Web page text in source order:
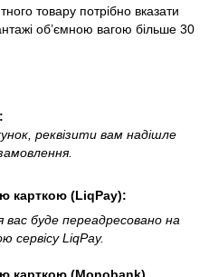
товару потрібно вказати
об’ємною вагою більше 30
реквізити вам надішле
карткою (LiqPay):
буде переадресовано на
сервісу LiqPay.